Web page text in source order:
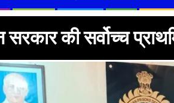
की सर्वोच्च